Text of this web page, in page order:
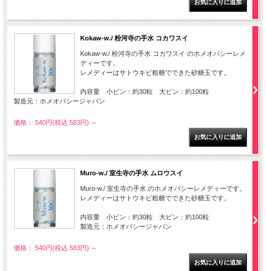
Kokaw-w./ 粉河寺の手水 コカワスイ
Kokaw-w./ 粉河寺の手水 コカワスイ のホメオパシーレメ
ディーです。
レメディーはサトウキビ粗糖でできた砂糖玉です。
内容量 小ビン：約30粒 大ビン：約100粒
製造元：ホメオパシージャパン
価格： 540円(税込 583円) ～
Muro-w./ 室生寺の手水 ムロウスイ
Muro-w./ 室生寺の手水 のホメオパシーレメディーです。
レメディーはサトウキビ粗糖でできた砂糖玉です。
内容量 小ビン：約30粒 大ビン：約100粒
製造元：ホメオパシージャパン
価格： 540円(税込 583円) ～